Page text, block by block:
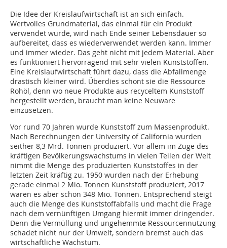
Die Idee der Kreislaufwirtschaft ist an sich einfach.
Wertvolles Grundmaterial, das einmal für ein Produkt
verwendet wurde, wird nach Ende seiner Lebensdauer so
aufbereitet, dass es wiederverwendet werden kann. Immer
und immer wieder. Das geht nicht mit jedem Material. Aber
es funktioniert hervorragend mit sehr vielen Kunststoffen.
Eine Kreislaufwirtschaft führt dazu, dass die Abfallmenge
drastisch kleiner wird. Überdies schont sie die Ressource
Rohöl, denn wo neue Produkte aus recyceltem Kunststoff
hergestellt werden, braucht man keine Neuware
einzusetzen.
Vor rund 70 Jahren wurde Kunststoff zum Massenprodukt.
Nach Berechnungen der University of California wurden
seither 8,3 Mrd. Tonnen produziert. Vor allem im Zuge des
kräftigen Bevölkerungswachstums in vielen Teilen der Welt
nimmt die Menge des produzierten Kunststoffes in der
letzten Zeit kräftig zu. 1950 wurden nach der Erhebung
gerade einmal 2 Mio. Tonnen Kunststoff produziert, 2017
waren es aber schon 348 Mio. Tonnen. Entsprechend steigt
auch die Menge des Kunststoffabfalls und macht die Frage
nach dem vernünftigen Umgang hiermit immer dringender.
Denn die Vermüllung und ungehemmte Ressourcennutzung
schadet nicht nur der Umwelt, sondern bremst auch das
wirtschaftliche Wachstum.